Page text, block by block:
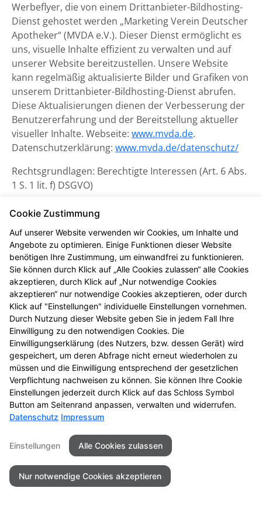
Werbeflyer, die von einem Drittanbieter-Bildhosting-
Dienst gehostet werden „Marketing Verein Deutscher
Apotheker“ (MVDA e.V.). Dieser Dienst ermöglicht es
uns, visuelle Inhalte effizient zu verwalten und auf
unserer Website bereitzustellen. Unsere Website
kann regelmäßig aktualisierte Bilder und Grafiken von
unserem Drittanbieter-Bildhosting-Dienst abrufen.
Diese Aktualisierungen dienen der Verbesserung der
Benutzererfahrung und der Bereitstellung aktueller
visueller Inhalte. Webseite: www.mvda.de.
Datenschutzerklärung: www.mvda.de/datenschutz/
Rechtsgrundlagen: Berechtigte Interessen (Art. 6 Abs.
1 S. 1 lit. f) DSGVO)
Datenschutzerklärung zum
Kontaktformular und CAPTCHA
Wenn Sie uns per Kontaktformular oder per
Vorbestellungsformular Anfragen zukommen lassen,
werden Ihre Angaben aus dem Formular inklusive der
von Ihnen dort angegebenen Kontaktdaten zwecks
Bearbeitung der Anfragen/Vorbestellung für den Fall
von Anschlussfragen bei uns gespeichert. Diese
Daten geben wir nicht ohne Ihre Einwilligung weiter.
Einsatz von Buchstaben-CAPTCHA „captcha-image“
Zum Schutz Ihrer Anfragen/Vorbestellungen über das
Internetformular verwenden wir den Dienst
Buchstaben-CAPTCHA des Unternehmens BCF GmbH
(https://www.b-cf.de/). Die Abfrage dient der
Unterscheidung, ob die Eingabe durch einen
Menschen oder missbräuchlich durch automatisierte,
maschinelle Verarbeitung (Bots) erfolgt. Das CAPTCHA
verwendet keine Cookies.
Cookie Zustimmung
Cookie Zustimmung
Auf unserer Website verwenden wir Cookies, um Inhalte und
Angebote zu optimieren. Einige Funktionen dieser Website
benötigen Ihre Zustimmung, um einwandfrei zu funktionieren.
Sie können durch Klick auf „Alle Cookies zulassen“ alle Cookies
akzeptieren, durch Klick auf „Nur notwendige Cookies
akzeptieren“ nur notwendige Cookies akzeptieren, oder durch
Klick auf "Einstellungen" individuelle Einstellungen vornehmen.
Durch Nutzung dieser Website geben Sie in jedem Fall Ihre
Einwilligung zu den notwendigen Cookies. Die
Einwilligungserklärung (des Nutzers, bzw. dessen Gerät) wird
gespeichert, um deren Abfrage nicht erneut wiederholen zu
müssen und die Einwilligung entsprechend der gesetzlichen
Verpflichtung nachweisen zu können. Sie können Ihre Cookie
Einstellungen jederzeit durch Klick auf das Schloss Symbol
Button am Seitenrand anpassen, verwalten und widerrufen.
Datenschutz Impressum
Einstellungen Alle Cookies zulassen
Nur notwendige Cookies akzeptieren